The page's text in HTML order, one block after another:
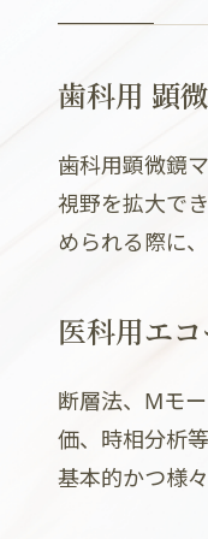
歯科用 顕
歯科用顕微鏡
視野を拡大で
められる際に
医科用エ
断層法、Mモ
価、時相分析
基本的かつ様